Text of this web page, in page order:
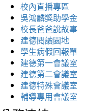
校內直播專區
吳鴻麟獎助學金
校長爸爸說故事
建德閱讀園地
學生病假回報單
建德第一會議室
建德第二會議室
建德特殊會議室
輔導專用會議室